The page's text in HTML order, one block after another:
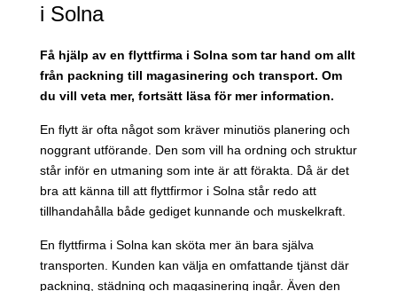
i Solna
Få hjälp av en flyttfirma i Solna som tar hand om allt
från packning till magasinering och transport. Om
du vill veta mer, fortsätt läsa för mer information.
En flytt är ofta något som kräver minutiös planering och
noggrant utförande. Den som vill ha ordning och struktur
står inför en utmaning som inte är att förakta. Då är det
bra att känna till att flyttfirmor i Solna står redo att
tillhandahålla både gediget kunnande och muskelkraft.
En flyttfirma i Solna kan sköta mer än bara själva
transporten. Kunden kan välja en omfattande tjänst där
packning, städning och magasinering ingår. Även den